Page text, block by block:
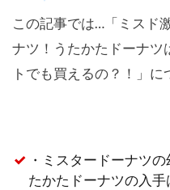
この記事では…「ミスド
ナツ！うたかたドーナツ
トでも買えるの？！」に
・ミスタードーナツ
たかたドーナツの入